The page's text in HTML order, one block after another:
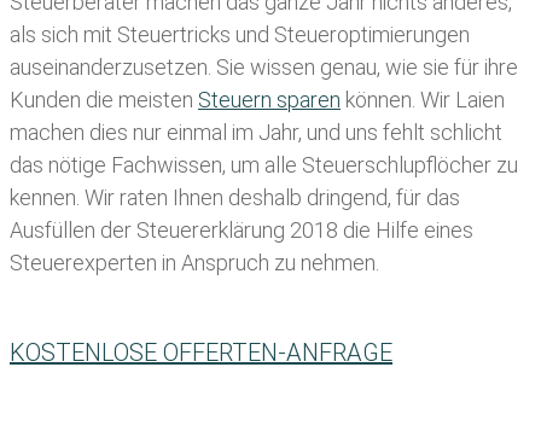
als sich mit Steuertricks und Steueroptimierungen
auseinanderzusetzen. Sie wissen genau, wie sie für ihre
Kunden die meisten Steuern sparen können. Wir Laien
machen dies nur einmal im Jahr, und uns fehlt schlicht
das nötige Fachwissen, um alle Steuerschlupflöcher zu
kennen. Wir raten Ihnen deshalb dringend, für das
Ausfüllen der Steuererklärung 2018 die Hilfe eines
Steuerexperten in Anspruch zu nehmen.
KOSTENLOSE OFFERTEN-ANFRAGE